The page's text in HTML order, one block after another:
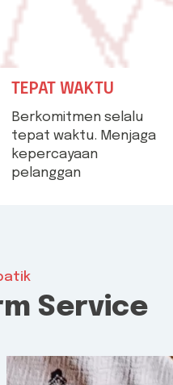
TEPAT WAKTU
Berkomitmen selalu
tepat waktu. Menjaga
kepercayaan
pelanggan
Service